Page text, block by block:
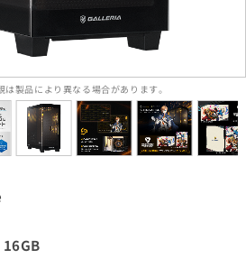
製品により異なる場合があります。